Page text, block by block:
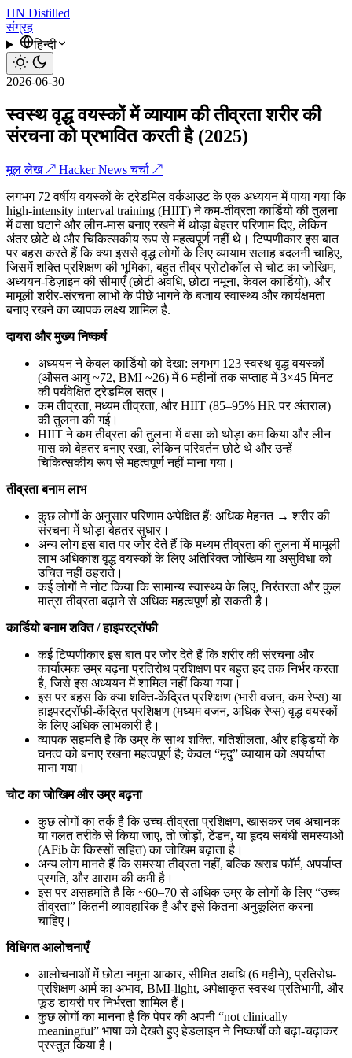
HN Distilled
संग्रह
हिन्दी
2026-06-30
स्वस्थ वृद्ध वयस्कों में व्यायाम की तीव्रता शरीर की
संरचना को प्रभावित करती है (2025)
मूल लेख ↗ Hacker News चर्चा ↗
लगभग 72 वर्षीय वयस्कों के ट्रेडमिल वर्कआउट के एक अध्ययन में पाया गया कि
high-intensity interval training (HIIT) ने कम-तीव्रता कार्डियो की तुलना
में वसा घटाने और लीन-मास बनाए रखने में थोड़ा बेहतर परिणाम दिए, लेकिन
अंतर छोटे थे और चिकित्सकीय रूप से महत्वपूर्ण नहीं थे। टिप्पणीकार इस बात
पर बहस करते हैं कि क्या इससे वृद्ध लोगों के लिए व्यायाम सलाह बदलनी चाहिए,
जिसमें शक्ति प्रशिक्षण की भूमिका, बहुत तीव्र प्रोटोकॉल से चोट का जोखिम,
अध्ययन-डिज़ाइन की सीमाएँ (छोटी अवधि, छोटा नमूना, केवल कार्डियो), और
मामूली शरीर-संरचना लाभों के पीछे भागने के बजाय स्वास्थ्य और कार्यक्षमता
बनाए रखने का व्यापक लक्ष्य शामिल है.
दायरा और मुख्य निष्कर्ष
अध्ययन ने केवल कार्डियो को देखा: लगभग 123 स्वस्थ वृद्ध वयस्कों
(औसत आयु ~72, BMI ~26) में 6 महीनों तक सप्ताह में 3×45 मिनट
की पर्यवेक्षित ट्रेडमिल सत्र।
कम तीव्रता, मध्यम तीव्रता, और HIIT (85–95% HR पर अंतराल)
की तुलना की गई।
HIIT ने कम तीव्रता की तुलना में वसा को थोड़ा कम किया और लीन
मास को बेहतर बनाए रखा, लेकिन परिवर्तन छोटे थे और उन्हें
चिकित्सकीय रूप से महत्वपूर्ण नहीं माना गया।
तीव्रता बनाम लाभ
कुछ लोगों के अनुसार परिणाम अपेक्षित हैं: अधिक मेहनत → शरीर की
संरचना में थोड़ा बेहतर सुधार।
अन्य लोग इस बात पर जोर देते हैं कि मध्यम तीव्रता की तुलना में मामूली
लाभ अधिकांश वृद्ध वयस्कों के लिए अतिरिक्त जोखिम या असुविधा को
उचित नहीं ठहराते।
कई लोगों ने नोट किया कि सामान्य स्वास्थ्य के लिए, निरंतरता और कुल
मात्रा तीव्रता बढ़ाने से अधिक महत्वपूर्ण हो सकती है।
कार्डियो बनाम शक्ति / हाइपरट्रॉफी
कई टिप्पणीकार इस बात पर जोर देते हैं कि शरीर की संरचना और
कार्यात्मक उम्र बढ़ना प्रतिरोध प्रशिक्षण पर बहुत हद तक निर्भर करता
है, जिसे इस अध्ययन में शामिल नहीं किया गया।
इस पर बहस कि क्या शक्ति-केंद्रित प्रशिक्षण (भारी वजन, कम रेप्स) या
हाइपरट्रॉफी-केंद्रित प्रशिक्षण (मध्यम वजन, अधिक रेप्स) वृद्ध वयस्कों
के लिए अधिक लाभकारी है।
व्यापक सहमति है कि उम्र के साथ शक्ति, गतिशीलता, और हड्डियों के
घनत्व को बनाए रखना महत्वपूर्ण है; केवल “मृदु” व्यायाम को अपर्याप्त
माना गया।
चोट का जोखिम और उम्र बढ़ना
कुछ लोगों का तर्क है कि उच्च-तीव्रता प्रशिक्षण, खासकर जब अचानक
या गलत तरीके से किया जाए, तो जोड़ों, टेंडन, या हृदय संबंधी समस्याओं
(AFib के किस्सों सहित) का जोखिम बढ़ाता है।
अन्य लोग मानते हैं कि समस्या तीव्रता नहीं, बल्कि खराब फॉर्म, अपर्याप्त
प्रगति, और आराम की कमी है।
इस पर असहमति है कि ~60–70 से अधिक उम्र के लोगों के लिए “उच्च
तीव्रता” कितनी व्यावहारिक है और इसे कितना अनुकूलित करना
चाहिए।
विधिगत आलोचनाएँ
आलोचनाओं में छोटा नमूना आकार, सीमित अवधि (6 महीने), प्रतिरोध-
प्रशिक्षण आर्म का अभाव, BMI‑light, अपेक्षाकृत स्वस्थ प्रतिभागी, और
फूड डायरी पर निर्भरता शामिल हैं।
कुछ लोगों का मानना है कि पेपर की अपनी “not clinically
meaningful” भाषा को देखते हुए हेडलाइन ने निष्कर्षों को बढ़ा-चढ़ाकर
प्रस्तुत किया है।